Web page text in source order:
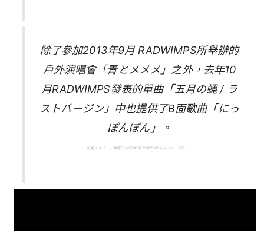
除了參加2013年9月 RADWIMPS所舉辦的
戶外演唱會「青とメメメ」之外，去年10
月RADWIMPS發表的單曲「五月の蝿 / ラ
ストバージン」中也提供了B面歌曲「にっ
ぽんぽん」。
出處ナタリー – 味噌汁’sがEMI RECORDSからメジャーデビュー